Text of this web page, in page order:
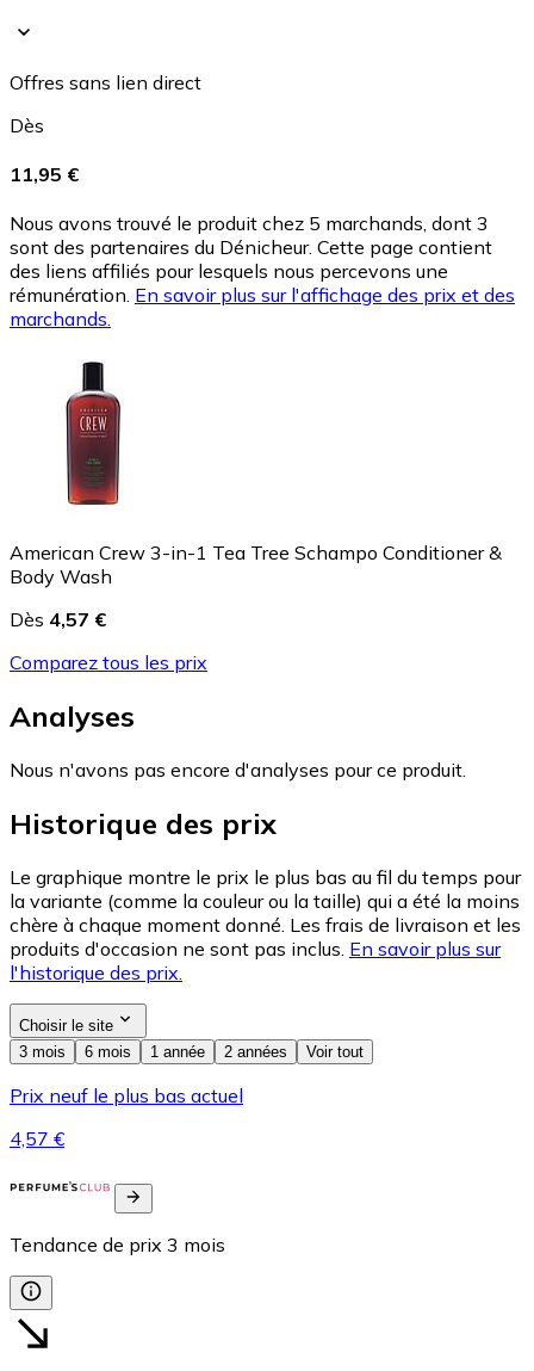
Offres sans lien direct
Dès
11,95 €
Nous avons trouvé le produit chez 5 marchands, dont 3
sont des partenaires du Dénicheur. Cette page contient
des liens affiliés pour lesquels nous percevons une
rémunération. En savoir plus sur l'affichage des prix et des
marchands.
American Crew 3-in-1 Tea Tree Schampo Conditioner &
Body Wash
Dès 4,57 €
Comparez tous les prix
Analyses
Nous n'avons pas encore d'analyses pour ce produit.
Historique des prix
Le graphique montre le prix le plus bas au fil du temps pour
la variante (comme la couleur ou la taille) qui a été la moins
chère à chaque moment donné. Les frais de livraison et les
produits d'occasion ne sont pas inclus. En savoir plus sur
l'historique des prix.
Choisir le site
3 mois
6 mois 1 année 2 années Voir tout
Prix neuf le plus bas actuel
4,57 €
Tendance de prix 3 mois